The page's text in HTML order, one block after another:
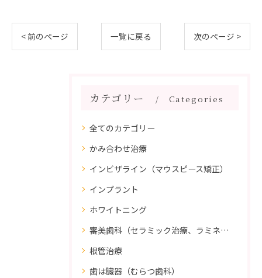
< 前のページ 一覧に戻る 次のページ >
カテゴリー Categories
全てのカテゴリー
かみ合わせ治療
インビザライン（マウスピース矯正）
インプラント
ホワイトニング
審美歯科（セラミック治療、ラミネートべニア、ダイレクトボンディング）
根管治療
歯は臓器（むらつ歯科）